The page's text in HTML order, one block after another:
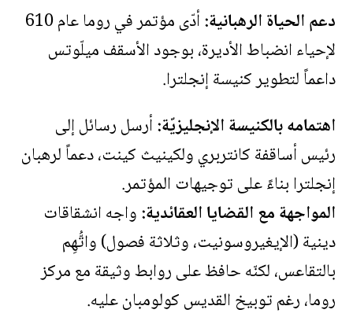
دعم الحياة الرهبانية:
أدّى مؤتمر في روما عام 610
لإحياء انضباط الأديرة، بوجود الأسقف ميلّوتس
داعماً لتطوير كنيسة إنجلترا.
اهتمامه بالكنيسة الإنجليزيّة:أرسل رسائل إلى
رئيس أساقفة كانتربري ولكينيث كينت، دعماً لرهبان
إنجلترا بناءً على توجيهات المؤتمر.
المواجهة مع القضايا العقائدية:واجه انشقاقات
دينية (الإيغيروسونيت، وثلاثة فصول) واتُّهِم
بالتقاعس، لكنّه حافظ على روابط وثيقة مع مركز
روما، رغم توبيخ القديس كولومبان عليه.